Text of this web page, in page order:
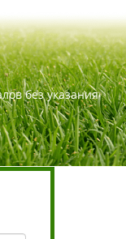
без указания